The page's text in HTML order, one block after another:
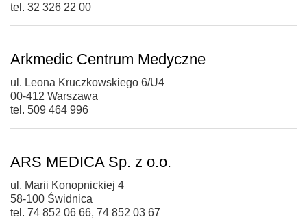
tel. 32 326 22 00
Arkmedic Centrum Medyczne
ul. Leona Kruczkowskiego 6/U4
00-412 Warszawa
tel. 509 464 996
ARS MEDICA Sp. z o.o.
ul. Marii Konopnickiej 4
58-100 Świdnica
tel. 74 852 06 66, 74 852 03 67